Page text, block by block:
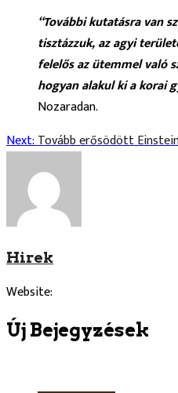
“További kutatásra van
tisztázzuk, az agyi
felelős az ütemmel való
hogyan alakul ki a korai
Nozaradan.
Bejegyzés
Next:Tovább erősödött
Hirek
Website:
Új Bejegyzések